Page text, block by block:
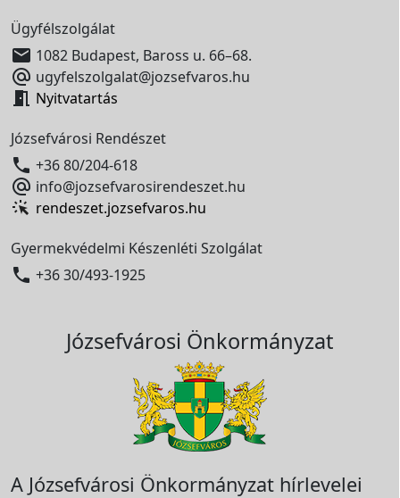
Ügyfélszolgálat
 1082 Budapest, Baross u. 66–68.
 ugyfelszolgalat@jozsefvaros.hu
 Nyitvatartás
Józsefvárosi Rendészet
 +36 80/204-618
 info@jozsefvarosirendeszet.hu
rendeszet.jozsefvaros.hu
Gyermekvédelmi Készenléti Szolgálat
 +36 30/493-1925
Józsefvárosi Önkormányzat
A Józsefvárosi Önkormányzat hírlevelei